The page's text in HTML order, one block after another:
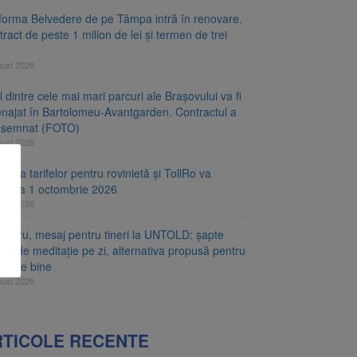
Belvedere de pe Tâmpa intră în renovare.
de peste 1 milion de lei și termen de trei
2026
dintre cele mai mari parcuri ale Brașovului va fi
în Bartolomeu-Avantgarden. Contractul a
(FOTO)
2026
tarifelor pentru rovinietă și TollRo va
la 1 octombrie 2026
2026
mesaj pentru tineri la UNTOLD: șapte
de meditație pe zi, alternativa propusă pentru
de bine
2026
RECENTE